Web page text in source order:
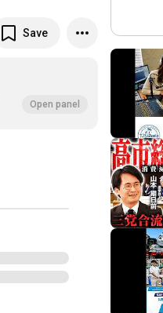
Save
Open panel